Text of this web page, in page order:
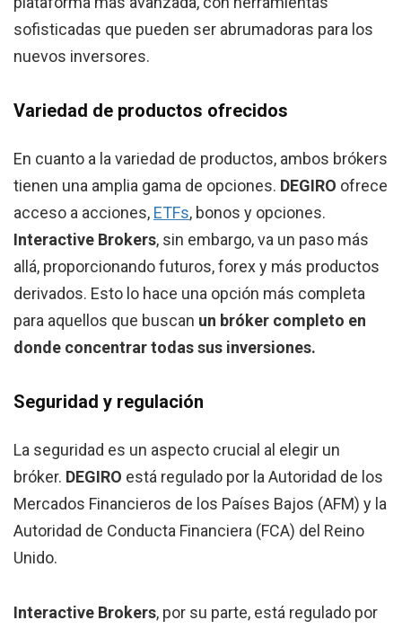
sofisticadas que pueden ser abrumadoras para los
nuevos inversores.
Variedad de productos ofrecidos
En cuanto a la variedad de productos, ambos brókers
tienen una amplia gama de opciones. DEGIRO ofrece
acceso a acciones, ETFs, bonos y opciones.
Interactive Brokers, sin embargo, va un paso más
allá, proporcionando futuros, forex y más productos
derivados. Esto lo hace una opción más completa
para aquellos que buscan un bróker completo en
donde concentrar todas sus inversiones.
Seguridad y regulación
La seguridad es un aspecto crucial al elegir un
bróker. DEGIRO está regulado por la Autoridad de los
Mercados Financieros de los Países Bajos (AFM) y la
Autoridad de Conducta Financiera (FCA) del Reino
Unido.
Interactive Brokers, por su parte, está regulado por